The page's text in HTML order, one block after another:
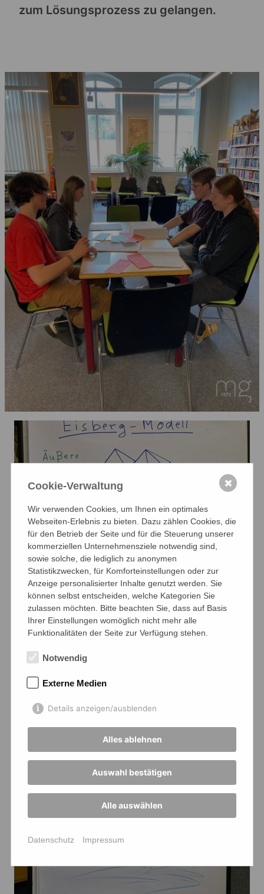
zum Lösungsprozess zu gelangen.
Cookie-Verwaltung
Wir verwenden Cookies, um Ihnen ein optimales
Webseiten-Erlebnis zu bieten. Dazu zählen Cookies, die
für den Betrieb der Seite und für die Steuerung unserer
kommerziellen Unternehmensziele notwendig sind,
sowie solche, die lediglich zu anonymen
Statistikzwecken, für Komforteinstellungen oder zur
Anzeige personalisierter Inhalte genutzt werden. Sie
können selbst entscheiden, welche Kategorien Sie
zulassen möchten. Bitte beachten Sie, dass auf Basis
Ihrer Einstellungen womöglich nicht mehr alle
Funktionalitäten der Seite zur Verfügung stehen.
Notwendig
Externe Medien
Details anzeigen/ausblenden
Alles ablehnen
Auswahl bestätigen
Alle auswählen
Datenschutz Impressum
✖